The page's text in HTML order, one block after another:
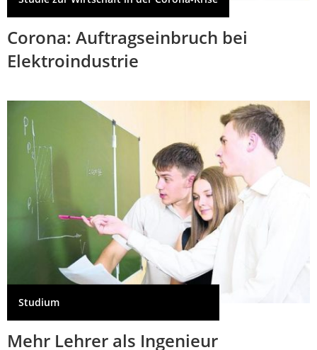
Corona: Auftragseinbruch bei
Elektroindustrie
Studium
Mehr Lehrer als Ingenieur